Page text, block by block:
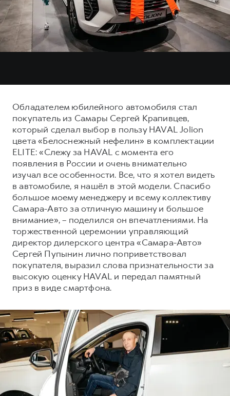
DARGO
от 3 199 000 ₽
DARGO X
от 3 499 000 ₽
от 2 899 000 ₽
F7X
от 3 599 000 ₽
от 3 449 000 ₽
Тест-драйв
Трейд-ин
Кредитный калькулятор
Кредит
КОРПОРАТИВНЫМ КЛИЕНТАМ
Для малого бизнеса
Корпоративным клиентам
Крупным корпоративным клиентам
Система управления автопарком GWM Fleet
Сервис для корпоративных клиентов
HAVAL Лизинг
АКСЕССУАРЫ HAVAL
Коллекция CITY
Коллекция Базовая
Коллекция Детская
СЕРВИСНОЕ ОБСЛУЖИВАНИЕ
Нулевое ТО
Программа «Помощь на дороге»
Электронный ПТС
ПОДДЕРЖКА
GWM Безопасность
Гарантия HAVAL
Мобильное приложение GWM
Программа «HAVAL Защита+»
Руководства по эксплуатации
Подписки
АКСЕССУАРЫ HAVAL
Автомобильные аксессуары
Коллекция CITY
Коллекция Детская
О дилере
Наша команда
Контакты
Обладателем юбилейного автомобиля стал
покупатель из Самары Сергей Крапивцев,
который сделал выбор в пользу HAVAL Jolion
цвета «Белоснежный нефелин» в комплектации
ELITE: «Слежу за HAVAL с момента его
появления в России и очень внимательно
изучал все особенности. Все, что я хотел видеть
в автомобиле, я нашёл в этой модели. Спасибо
большое моему менеджеру и всему коллективу
Самара-Авто за отличную машину и большое
внимание», – поделился он впечатлениями. На
торжественной церемонии управляющий
директор дилерского центра «Самара-Авто»
Сергей Пупынин лично поприветствовал
покупателя, выразил слова признательности за
высокую оценку HAVAL и передал памятный
приз в виде смартфона.